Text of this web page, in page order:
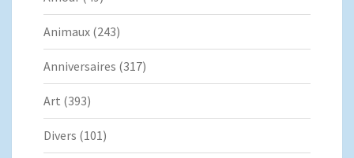
Animaux (243)
Anniversaires (317)
Art (393)
Divers (101)